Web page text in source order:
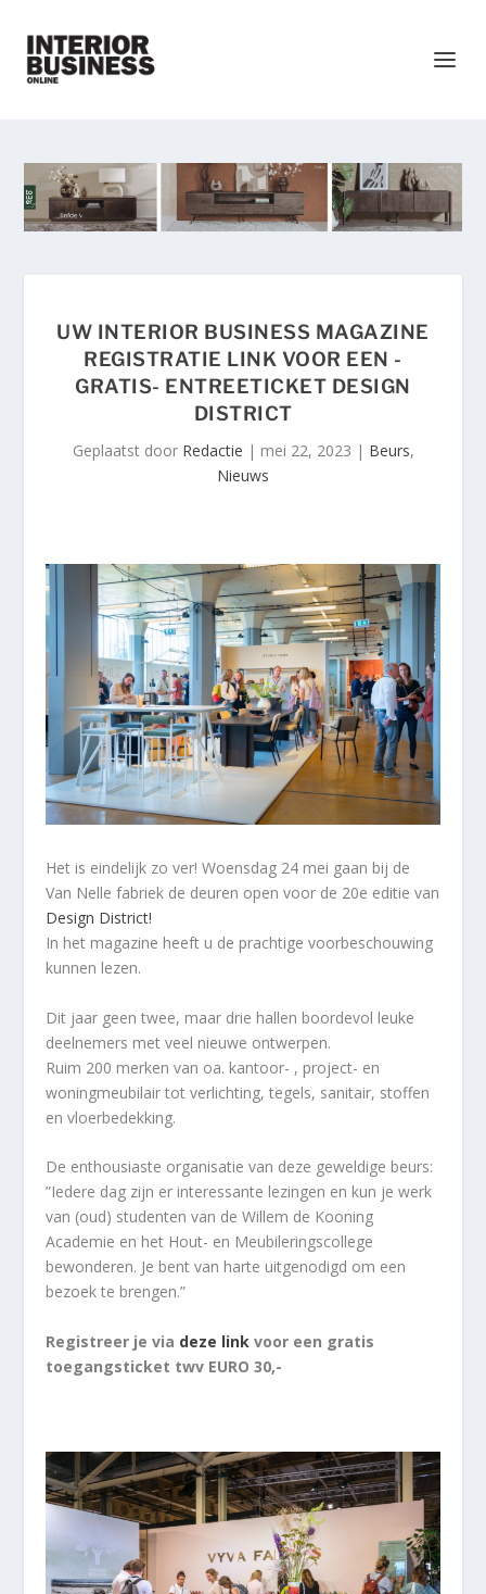
UW INTERIOR BUSINESS MAGAZINE
REGISTRATIE LINK VOOR EEN -
GRATIS- ENTREETICKET DESIGN
DISTRICT
Geplaatst door Redactie | mei 22, 2023 | Beurs,
Nieuws
Het is eindelijk zo ver! Woensdag 24 mei gaan bij de
Van Nelle fabriek de deuren open voor de 20e editie van
Design District!
In het magazine heeft u de prachtige voorbeschouwing
kunnen lezen.
Dit jaar geen twee, maar drie hallen boordevol leuke
deelnemers met veel nieuwe ontwerpen.
Ruim 200 merken van oa. kantoor- , project- en
woningmeubilair tot verlichting, tegels, sanitair, stoffen
en vloerbedekking.
De enthousiaste organisatie van deze geweldige beurs:
”Iedere dag zijn er interessante lezingen en kun je werk
van (oud) studenten van de Willem de Kooning
Academie en het Hout- en Meubileringscollege
bewonderen. Je bent van harte uitgenodigd om een
bezoek te brengen.”
Registreer je via deze link voor een gratis
toegangsticket twv EURO 30,-